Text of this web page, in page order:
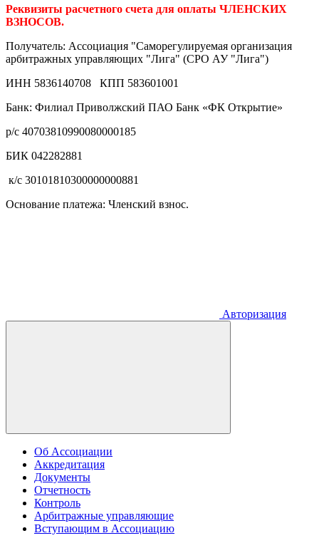
Реквизиты расчетного счета для оплаты ЧЛЕНСКИХ
ВЗНОСОВ.
Получатель: Ассоциация "Саморегулируемая организация
арбитражных управляющих "Лига" (СРО АУ "Лига")
ИНН 5836140708 КПП 583601001
Банк: Филиал Приволжский ПАО Банк «ФК Открытие»
р/с 40703810990080000185
БИК 042282881
к/с 30101810300000000881
Основание платежа: Членский взнос.
Авторизация
Об Ассоциации
Аккредитация
Документы
Отчетность
Контроль
Арбитражные управляющие
Вступающим в Ассоциацию